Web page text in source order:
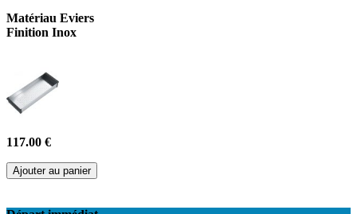
Matériau Eviers
Finition Inox
117.00 €
Ajouter au panier